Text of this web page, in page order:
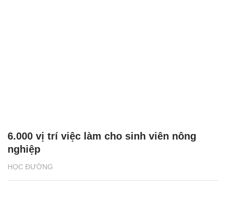
HỌC ĐƯỜNG
6.000 vị trí việc làm cho sinh viên nông
nghiệp